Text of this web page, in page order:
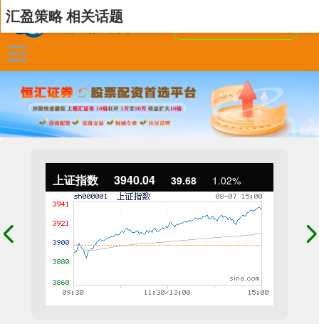
上证指数 3940.04 39.68 1.02%
汇盈策略 相关话题